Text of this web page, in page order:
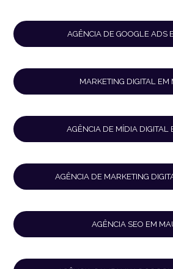
AGÊNCIA DE GOOGLE ADS
MARKETING DIGITAL EM
AGÊNCIA DE MÍDIA DIGITAL
AGÊNCIA DE MARKETING
AGÊNCIA SEO EM